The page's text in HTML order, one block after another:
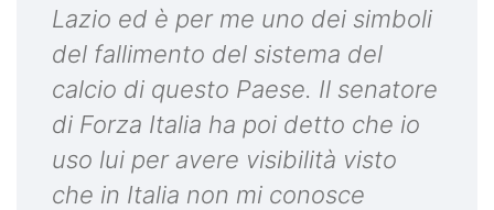
Lazio ed è per me uno dei simboli
del fallimento del sistema del
calcio di questo Paese. Il senatore
di Forza Italia ha poi detto che io
uso lui per avere visibilità visto
che in Italia non mi conosce